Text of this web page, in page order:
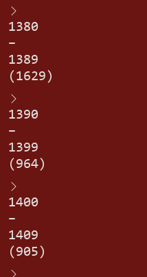
1380
–
1389
(1629)
1390
–
1399
(964)
1400
–
1409
(905)